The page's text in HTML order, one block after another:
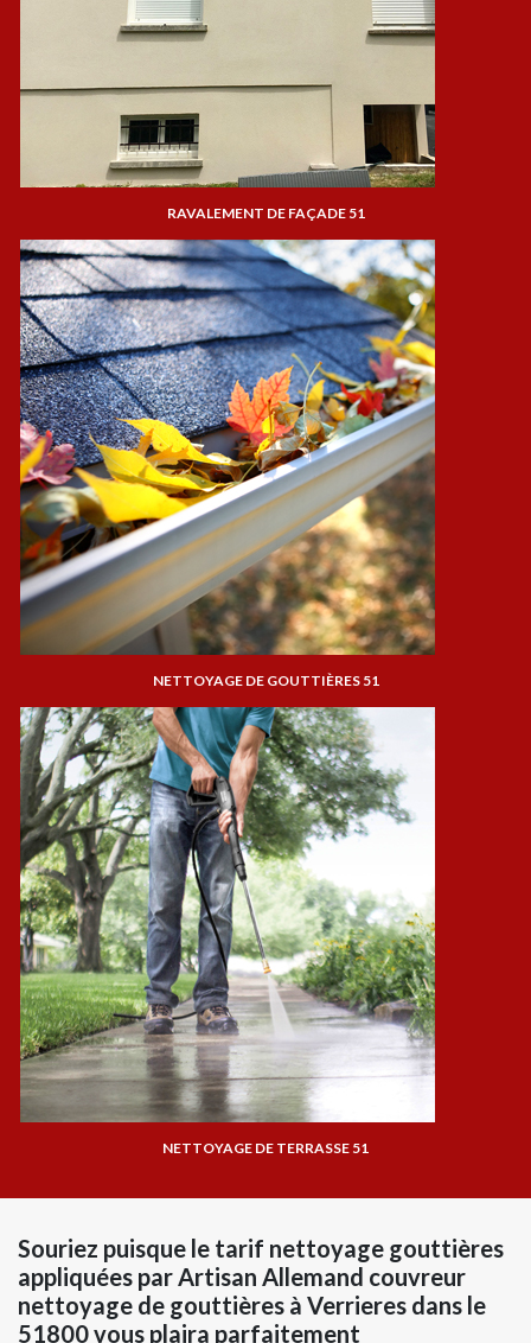
RAVALEMENT DE FAÇADE 51
NETTOYAGE DE GOUTTIÈRES 51
NETTOYAGE DE TERRASSE 51
Souriez puisque le tarif nettoyage gouttières
appliquées par Artisan Allemand couvreur
nettoyage de gouttières à Verrieres dans le
51800 vous plaira parfaitement